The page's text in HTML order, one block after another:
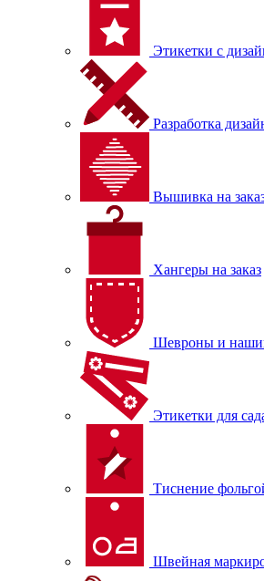
Этикетки с
Разработка
Вышивка на
Хангеры на заказ
Шевроны и
Этикетки для
Тиснение
Швейная